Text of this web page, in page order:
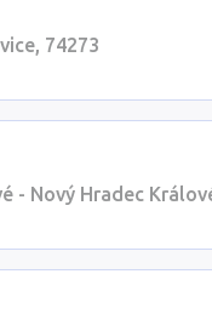
74273
- Nový Hradec